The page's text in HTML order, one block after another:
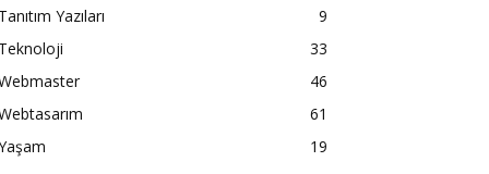
Tanıtım Yazıları
9
Teknoloji
33
46
61
19